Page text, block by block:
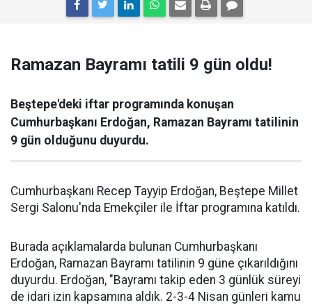
Ramazan Bayramı tatili 9 gün oldu!
Beştepe'deki iftar programında konuşan
Cumhurbaşkanı Erdoğan, Ramazan Bayramı tatilinin
9 gün olduğunu duyurdu.
Cumhurbaşkanı Recep Tayyip Erdoğan, Beştepe Millet
Sergi Salonu'nda Emekçiler ile İftar programına katıldı.
Burada açıklamalarda bulunan Cumhurbaşkanı
Erdoğan, Ramazan Bayramı tatilinin 9 güne çıkarıldığını
duyurdu. Erdoğan, "Bayramı takip eden 3 günlük süreyi
de idari izin kapsamına aldık. 2-3-4 Nisan günleri kamu